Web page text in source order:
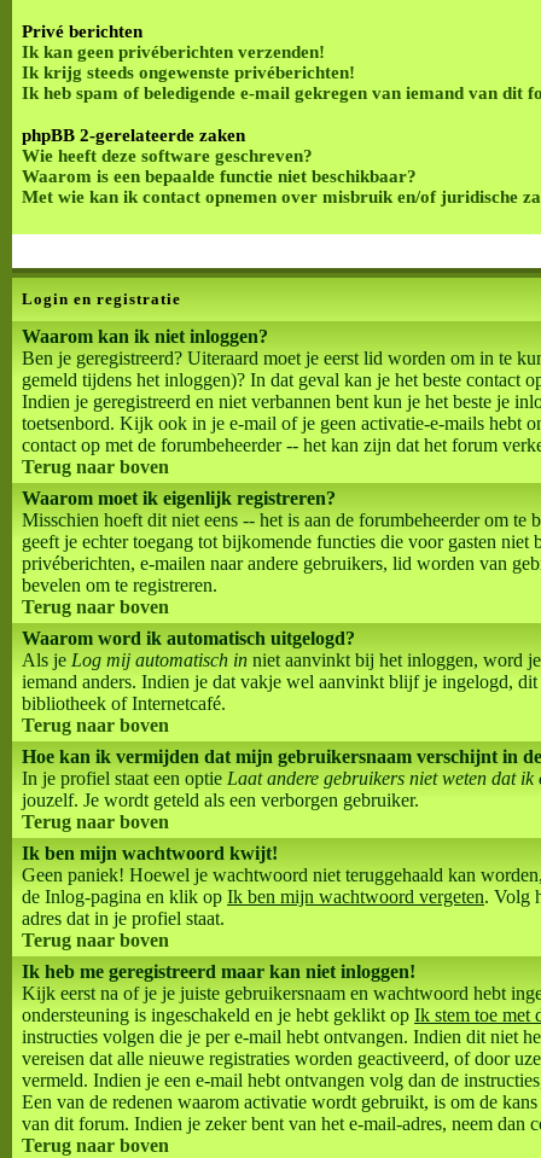
Privé berichten
Ik kan geen privéberichten verzenden!
Ik krijg steeds ongewenste privéberichten!
Ik heb spam of beledigende e-mail gekregen van iemand van dit
phpBB 2-gerelateerde zaken
Wie heeft deze software geschreven?
Waarom is een bepaalde functie niet beschikbaar?
Met wie kan ik contact opnemen over misbruik en/of juridische
Login en registratie
Waarom kan ik niet inloggen?
Ben je geregistreerd? Uiteraard moet je eerst lid worden om in te
gemeld tijdens het inloggen)? In dat geval kan je het beste contact
Indien je geregistreerd en niet verbannen bent kun je het beste je
toetsenbord. Kijk ook in je e-mail of je geen activatie-e-mails hebt
contact op met de forumbeheerder -- het kan zijn dat het forum
Terug naar boven
Waarom moet ik eigenlijk registreren?
Misschien hoeft dit niet eens -- het is aan de forumbeheerder om
geeft je echter toegang tot bijkomende functies die voor gasten
privéberichten, e-mailen naar andere gebruikers, lid worden van
bevelen om te registreren.
Terug naar boven
Waarom word ik automatisch uitgelogd?
Als je Log mij automatisch in niet aanvinkt bij het inloggen, word
iemand anders. Indien je dat vakje wel aanvinkt blijf je ingelogd,
bibliotheek of Internetcafé.
Terug naar boven
Hoe kan ik vermijden dat mijn gebruikersnaam verschijnt in
In je profiel staat een optie Laat andere gebruikers niet weten dat ik
jouzelf. Je wordt geteld als een verborgen gebruiker.
Terug naar boven
Ik ben mijn wachtwoord kwijt!
Geen paniek! Hoewel je wachtwoord niet teruggehaald kan
de Inlog-pagina en klik op Ik ben mijn wachtwoord vergeten. Volg
adres dat in je profiel staat.
Terug naar boven
Ik heb me geregistreerd maar kan niet inloggen!
Kijk eerst na of je je juiste gebruikersnaam en wachtwoord hebt
ondersteuning is ingeschakeld en je hebt geklikt op Ik stem toe met
instructies volgen die je per e-mail hebt ontvangen. Indien dit niet
vereisen dat alle nieuwe registraties worden geactiveerd, of door
vermeld. Indien je een e-mail hebt ontvangen volg dan de
Een van de redenen waarom activatie wordt gebruikt, is om de
van dit forum. Indien je zeker bent van het e-mail-adres, neem dan
Terug naar boven